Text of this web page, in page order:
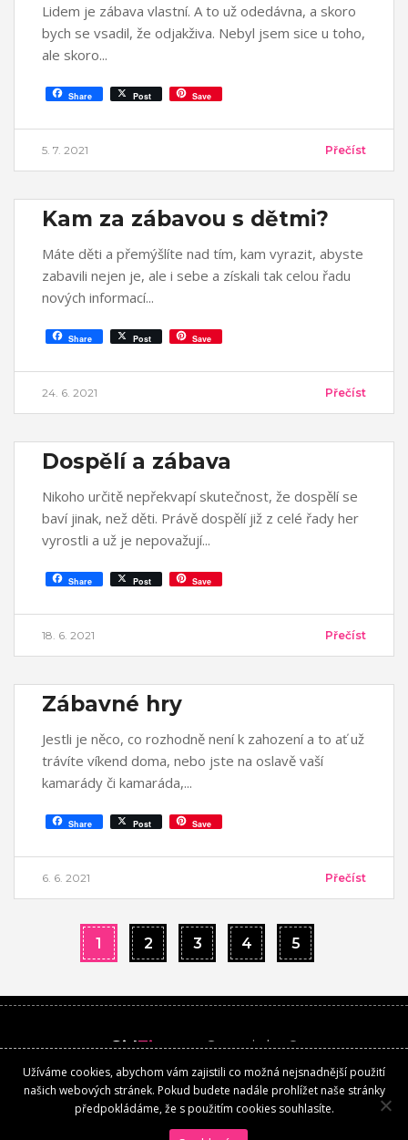
Lidem je zábava vlastní. A to už odedávna, a skoro
bych se vsadil, že odjakživa. Nebyl jsem sice u toho,
ale skoro
Share Post Save
Přečíst
5. 7. 2021
Kam za zábavou s dětmi?
Máte děti a přemýšlíte nad tím, kam vyrazit, abyste
zabavili nejen je, ale i sebe a získali tak celou řadu
nových informací
Share Post Save
Přečíst
24. 6. 2021
Dospělí a zábava
Nikoho určitě nepřekvapí skutečnost, že dospělí se
baví jinak, než děti. Právě dospělí již z celé řady her
vyrostli a už je nepovažují
Share Post Save
Přečíst
18. 6. 2021
Zábavné hry
Jestli je něco, co rozhodně není k zahození a to ať už
trávíte víkend doma, nebo jste na oslavě vaší
kamarády či kamaráda,
Share Post Save
Přečíst
6. 6. 2021
1 2 3 4 5
GirlTime.czCopyright ©
Kontakt
Užíváme cookies, abychom vám zajistili co možná nejsnadnější použití
našich webových stránek. Pokud budete nadále prohlížet naše stránky
předpokládáme, že s použitím cookies souhlasíte.